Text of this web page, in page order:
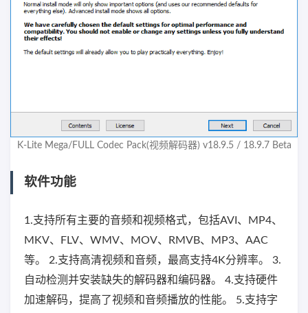
K-Lite Mega/FULL Codec Pack(视频解码器) v18.9.5 / 18.9.7 Beta
软件功能
1.支持所有主要的音频和视频格式，包括AVI、MP4、
MKV、FLV、WMV、MOV、RMVB、MP3、AAC
等。 2.支持高清视频和音频，最高支持4K分辨率。 3.
自动检测并安装缺失的解码器和编码器。 4.支持硬件
加速解码，提高了视频和音频播放的性能。 5.支持字